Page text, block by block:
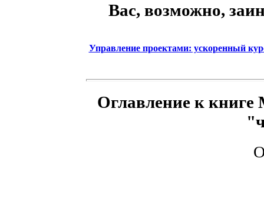
Вас, возможно,
Управление проектами: ускоренный
Оглавление к книге